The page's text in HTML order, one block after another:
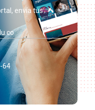
envía tus
64